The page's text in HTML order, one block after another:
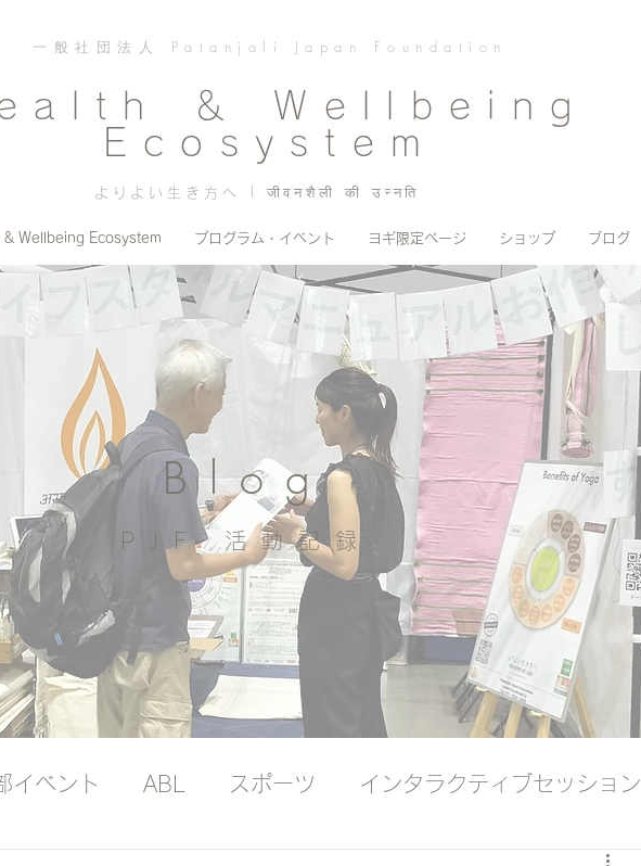
一般社団法人 Patanjali Japan Foundation
＆ Wellbeing
Ecosystem
よりよい生き方へ | जीवनशैली की उन्नति
& Wellbeing Ecosystem プログラム・イベント ヨギ限定ページ ショップ ブログ
Blog
PJF ​活動記録
イベント ABL スポーツ インタラクティブセッション